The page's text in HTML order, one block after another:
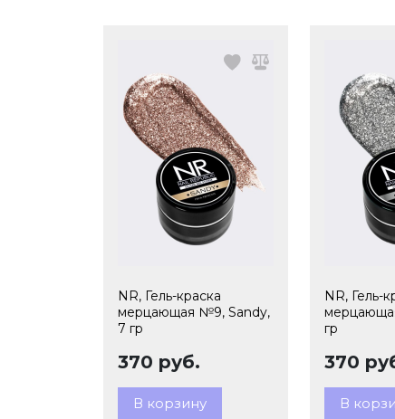
NR, Гель-краска
мерцающая №9, Sandy,
7 гр
370 руб.
В корзину
NR, Гель-
гр
370
В